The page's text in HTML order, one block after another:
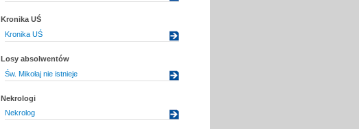
Kronika UŚ
Kronika UŚ
Losy absolwentów
Św. Mikołaj nie istnieje
Nekrologi
Nekrolog